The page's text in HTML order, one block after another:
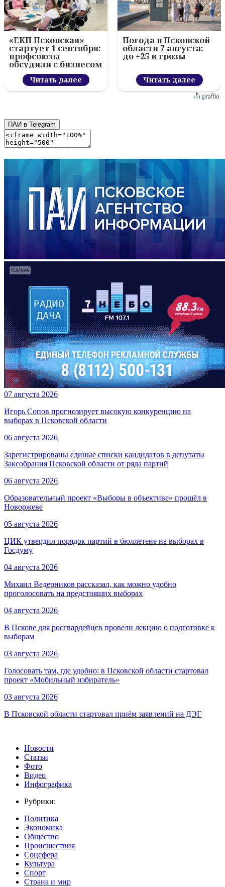
«ЕКП Псковская»
стартует 1 сентября:
профсоюзы
обсудили с бизнесом
новый цифровой
проектЧитать далее
Погода в Псковской
области 7 августа:
до +25 и грозы
Читать далее
ПАИ в Telegram
07 августа 2026
Игорь Сопов прогнозирует высокую конкуренцию на
выборах в Псковской области
06 августа 2026
Зарегистрированы единые списки кандидатов в депутаты
Заксобрания Псковской области от ряда партий
06 августа 2026
Образовательный проект «Выборы в объективе» прошёл в
Новоржеве
05 августа 2026
ЦИК утвердил порядок партий в бюллетене на выборах в
Госдуму
04 августа 2026
Михаил Ведерников рассказал, как можно удобно
проголосовать на предстоящих выборах
04 августа 2026
В Пскове для росгвардейцев провели лекцию о подготовке к
выборам
03 августа 2026
Голосовать там, где удобно: в Псковской области стартовал
проект «Мобильный избиратель»
03 августа 2026
В Псковской области стартовал приём заявлений на ДЭГ
Новости
Статьи
Фото
Видео
Инфографика
Рубрики:
Политика
Экономика
Общество
Происшествия
Соцсфера
Культура
Спорт
Страна и мир